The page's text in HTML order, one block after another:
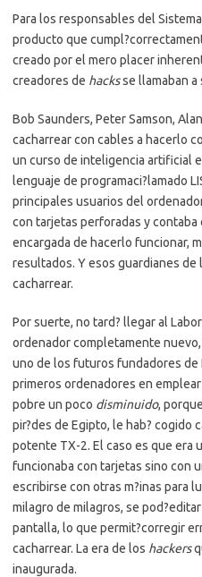
Para los responsables del
producto que
creado por el mero placer
creadores de hacksse llamaban a
Bob Saunders, Peter Samson,
cacharrear con cables a hacerlo
un curso de inteligencia artificial
lenguaje de programaci?lamado
principales usuarios del
con tarjetas perforadas y contaba
encargada de hacerlo funcionar,
resultados. Y esos guardianes de
cacharrear.
Por suerte, no tard? llegar al
ordenador completamente
uno de los futuros fundadores de
primeros ordenadores en
pobre un poco disminuido,
pir?des de Egipto, le hab? cogido
potente TX-2. El caso es que era
funcionaba con tarjetas sino con
escribirse con otras m?inas para
milagro de milagros, se
pantalla, lo que permit?corregir
cacharrear. La era de los hackers
inaugurada.